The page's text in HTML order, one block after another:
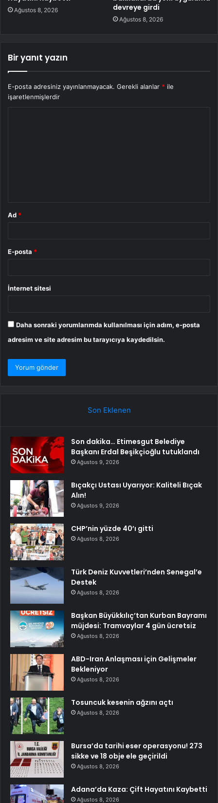
Ağustos 8, 2026
devreye girdi
Ağustos 8, 2026
Bir yanıt yazın
E-posta adresiniz yayınlanmayacak. Gerekli alanlar * ile
işaretlenmişlerdir
Ad *
E-posta *
İnternet sitesi
Daha sonraki yorumlarımda kullanılması için adım, e-posta
adresim ve site adresim bu tarayıcıya kaydedilsin.
Son Eklenen
Son dakika… Etimesgut Belediye
Başkanı Erdal Beşikçioğlu tutuklandı
Ağustos 9, 2026
Bıçakçı Ustası Uyarıyor: Kaliteli Bıçak
Alın!
Ağustos 9, 2026
CHP’nin yüzde 40’ı gitti
Ağustos 8, 2026
Türk Deniz Kuvvetleri’nden Senegal’e
Destek
Ağustos 8, 2026
Başkan Büyükkılıç’tan Kurban Bayramı
müjdesi: Tramvaylar 4 gün ücretsiz
Ağustos 8, 2026
ABD-Iran Anlaşması için Gelişmeler
Bekleniyor
Ağustos 8, 2026
Tosuncuk kesenin ağzını açtı
Ağustos 8, 2026
Bursa’da tarihi eser operasyonu! 273
sikke ve 18 obje ele geçirildi
Ağustos 8, 2026
Adana’da Kaza: Çift Hayatını Kaybetti
Ağustos 8, 2026